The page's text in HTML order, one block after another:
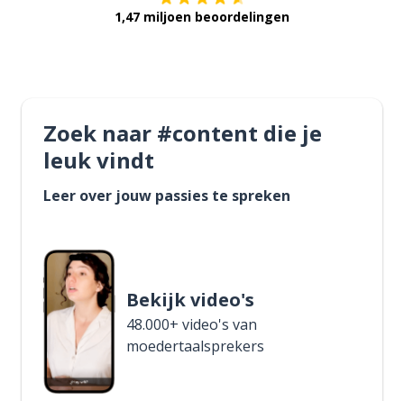
1,47 miljoen beoordelingen
Zoek naar #content die je
leuk vindt
Leer over jouw passies te spreken
Bekijk video's
48.000+ video's van
moedertaalsprekers